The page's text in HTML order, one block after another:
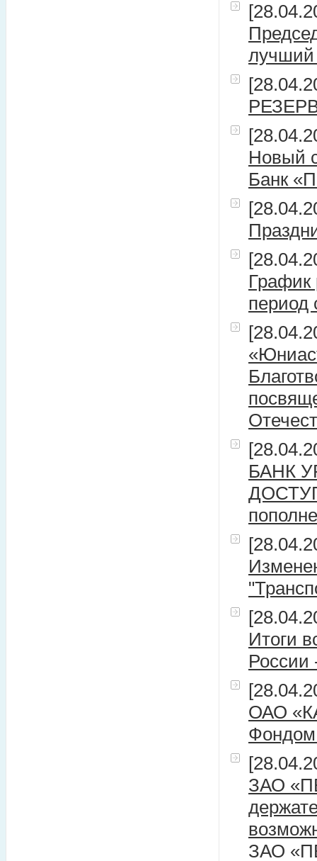
лучший
Новый
Банк
График
период
БАНК
Итоги
России
ОАО
Фондом
ЗАО
ЗАО